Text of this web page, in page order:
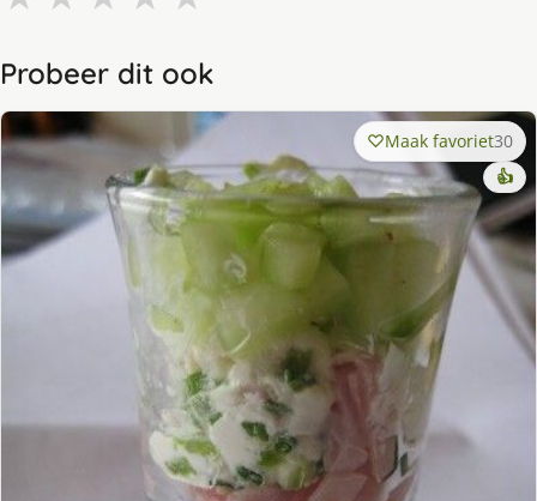
Probeer dit ook
Maak favoriet30
👍